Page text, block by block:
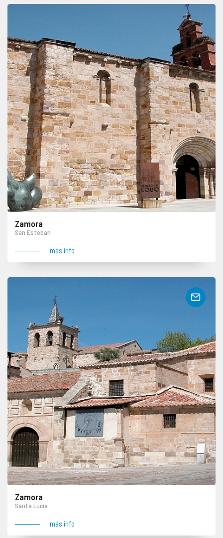
Zamora
San Esteban
más info
Zamora
Santa Lucía
más info